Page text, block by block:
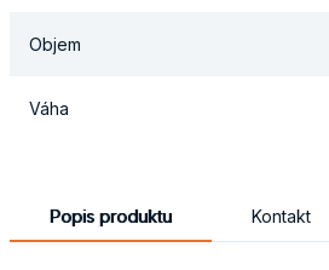
Objem
Váha
Popis produktu Kontakt